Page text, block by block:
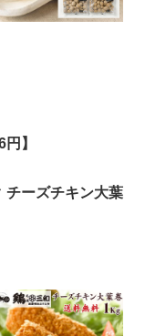
】
チーズチキン大葉